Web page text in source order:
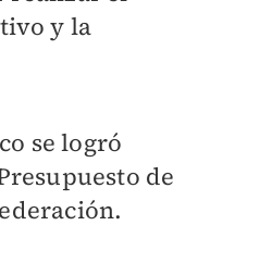
y la
se logró
de